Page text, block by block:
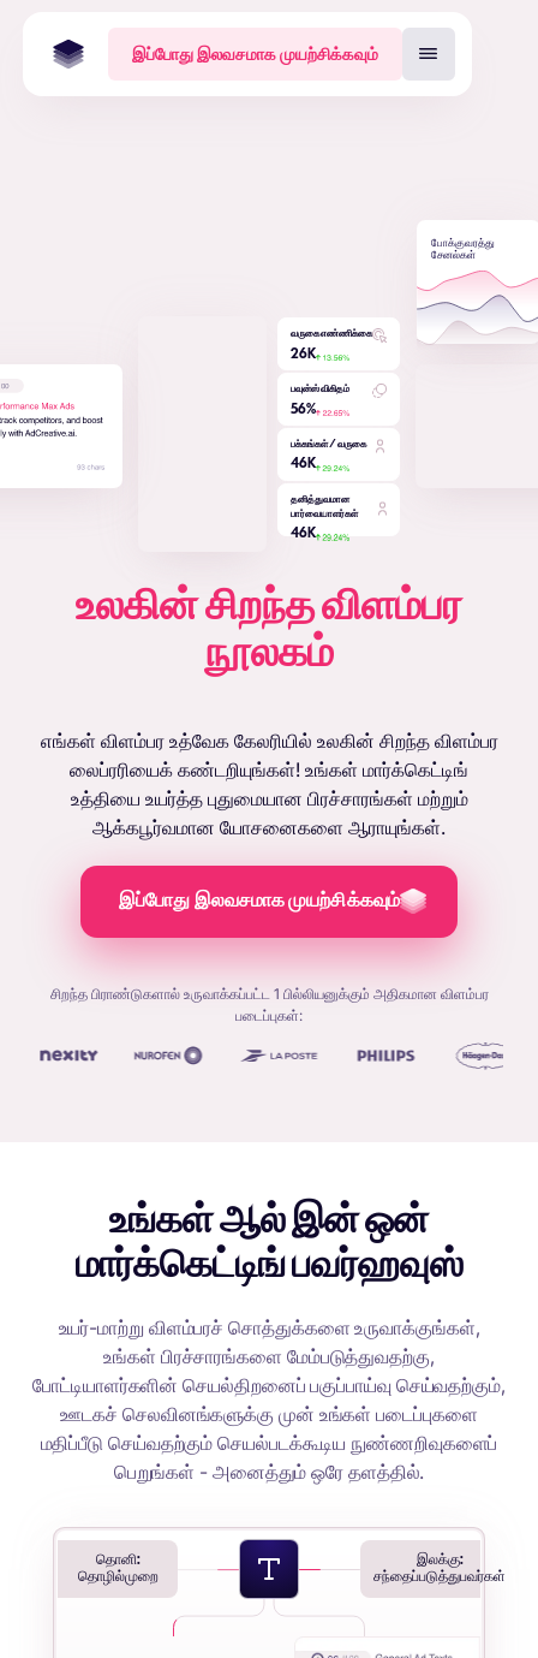
இப்போது இலவசமாக முயற்சிக்கவும்
போக்குவரத்து
சேனல்கள்
வருகை எண்ணிக்கை
26K
பவுன்ஸ் விகிதம்
56%
பக்கங்கள் / வருகை
46K
தனித்துவமான
பார்வையாளர்கள்
46K
உலகின் சிறந்த விளம்பர
நூலகம்
எங்கள் விளம்பர உத்வேக கேலரியில் உலகின் சிறந்த விளம்பர
லைப்ரரியைக் கண்டறியுங்கள்! உங்கள் மார்க்கெட்டிங்
உத்தியை உயர்த்த புதுமையான பிரச்சாரங்கள் மற்றும்
ஆக்கபூர்வமான யோசனைகளை ஆராயுங்கள்.
இப்போது இலவசமாக முயற்சிக்கவும்
சிறந்த பிராண்டுகளால் உருவாக்கப்பட்ட 1 பில்லியனுக்கும் அதிகமான விளம்பர
படைப்புகள்:
உங்கள் ஆல் இன் ஒன்
மார்க்கெட்டிங் பவர்ஹவுஸ்
உயர்-மாற்று விளம்பரச் சொத்துக்களை உருவாக்குங்கள்,
உங்கள் பிரச்சாரங்களை மேம்படுத்துவதற்கு,
போட்டியாளர்களின் செயல்திறனைப் பகுப்பாய்வு செய்வதற்கும்,
ஊடகச் செலவினங்களுக்கு முன் உங்கள் படைப்புகளை
மதிப்பீடு செய்வதற்கும் செயல்படக்கூடிய நுண்ணறிவுகளைப்
பெறுங்கள் - அனைத்தும் ஒரே தளத்தில்.
தொனி:
தொழில்முறை
இலக்கு:
சந்தைப்படுத்துபவர்கள்